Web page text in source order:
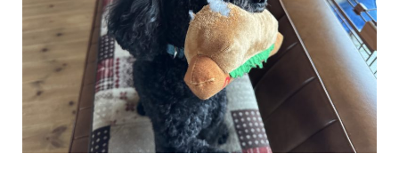
BESS藤沢
神奈川県藤沢市
fujisawa.bess.jp